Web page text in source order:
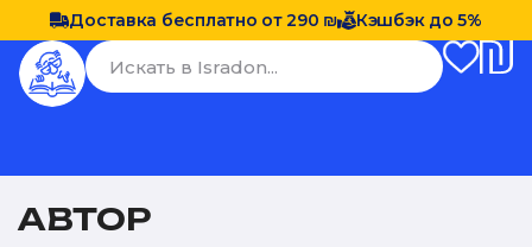
Доставка бесплатно от 290 ₪ Кэшбэк до 5%
АВТОР